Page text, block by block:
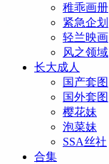
稚乖画册
紧急企划
轻兰映画
风之领域
长大成人
国产套图
国外套图
樱花妹
泡菜妹
SSA丝社
合集